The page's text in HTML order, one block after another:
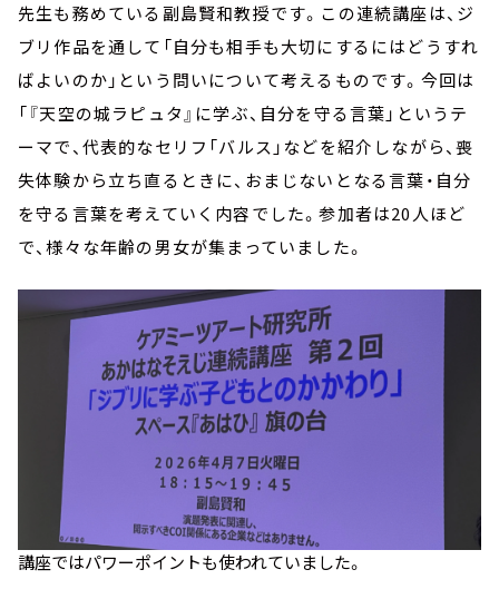
先生も務めている副島賢和教授です。この連続講座は、ジ
ブリ作品を通して「自分も相手も大切にするにはどうすれ
ばよいのか」という問いについて考えるものです。今回は
「『天空の城ラピュタ』に学ぶ、自分を守る言葉」というテ
ーマで、代表的なセリフ「バルス」などを紹介しながら、喪
失体験から立ち直るときに、おまじないとなる言葉・自分
を守る言葉を考えていく内容でした。参加者は20人ほど
で、様々な年齢の男女が集まっていました。
講座ではパワーポイントも使われていました。